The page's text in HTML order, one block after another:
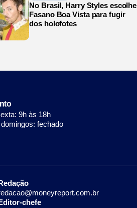
No Brasil, Harry Styles escolhe
Fasano Boa Vista para fugir
dos holofotes
9h às 18h
fechado
chefe